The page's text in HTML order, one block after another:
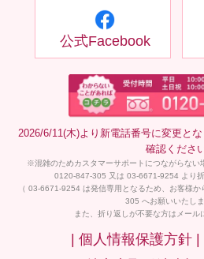
公式Facebook
2026/6/11(木)より新電話番号に変更と
確認くださ
※混雑のためカスタマーサポートにつながらない
0120-847-305 又は 03-6671-9254 より折
（ 03-6671-9254 は発信専用となるため、お客様
305 へお願いいたしま
また、折り返しが不要な方はメール
| 個人情報保護方針 |